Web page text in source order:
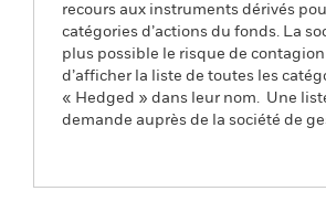
recours aux instruments dérivés
catégories d’actions du fonds. La
plus possible le risque de
d’afficher la liste de toutes les
« Hedged » dans leur nom. Une
demande auprès de la société de